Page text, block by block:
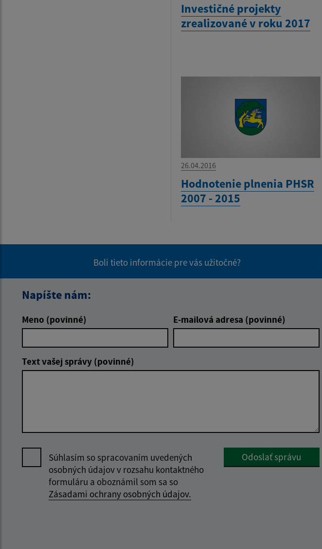
Investičné projekty
zrealizované v roku 2017
26.04.2016
Hodnotenie plnenia PHSR
2007 - 2015
Boli tieto informácie pre vás užitočné?
Napíšte nám:
Meno (povinné) E-mailová adresa (povinné)
Text vašej správy (povinné)
Súhlasím so spracovaním uvedených
osobných údajov v rozsahu kontaktného
formuláru a oboznámil som sa so
Zásadami ochrany osobných údajov.
Odoslať správu